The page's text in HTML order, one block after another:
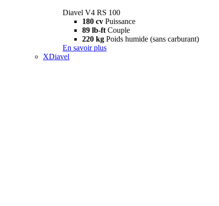
Diavel V4 RS 100
180 cv Puissance
89 lb-ft Couple
220 kg Poids humide (sans carburant)
En savoir plus
XDiavel